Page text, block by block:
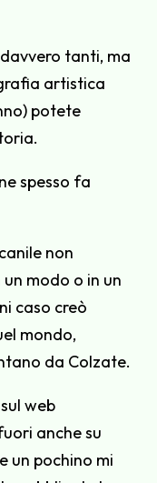
tanti, ma
artistica
potete
spesso fa
non
modo o in un
caso creò
mondo,
da Colzate.
web
anche su
un pochino mi